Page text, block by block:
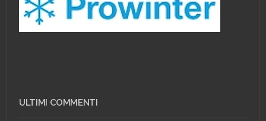
ULTIMI COMMENTI